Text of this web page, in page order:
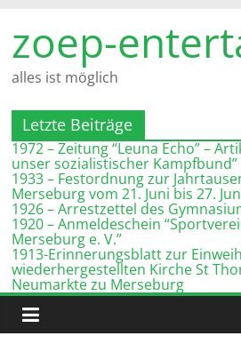
Inhalt
springen
zoep-
alles ist möglich
Letzte Beiträge
1972 – Zeitung “Leuna Echo” –
unser sozialistischer Kampfbund”
1933 – Festordnung zur
Merseburg vom 21. Juni bis 27.
1926 – Arrestzettel des
1920 – Anmeldeschein
Merseburg e. V.”
1913-Erinnerungsblatt zur
wiederhergestellten Kirche St
Neumarkte zu Merseburg